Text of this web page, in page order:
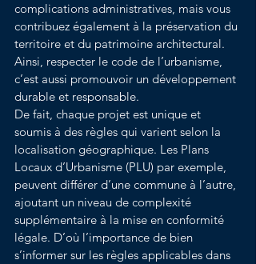
complications administratives, mais vous
contribuez également à la préservation du
territoire et du patrimoine architectural.
Ainsi, respecter le code de l’urbanisme,
c’est aussi promouvoir un développement
durable et responsable.
De fait, chaque projet est unique et
soumis à des règles qui varient selon la
localisation géographique. Les Plans
Locaux d’Urbanisme (PLU) par exemple,
peuvent différer d’une commune à l’autre,
ajoutant un niveau de complexité
supplémentaire à la mise en conformité
légale. D’où l’importance de bien
s’informer sur les règles applicables dans